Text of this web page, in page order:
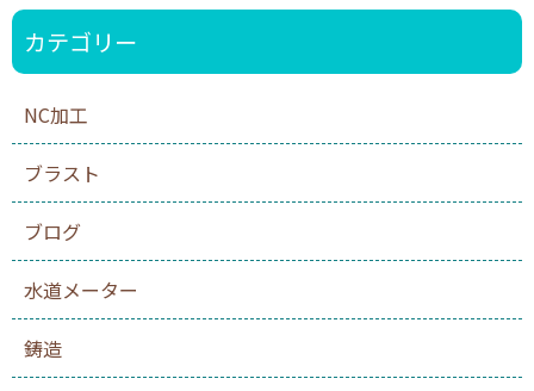
カテゴリー
NC加工
ブラスト
ブログ
水道メーター
鋳造